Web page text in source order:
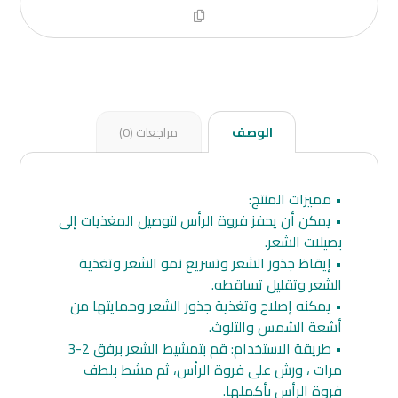
الوصف مراجعات (0)
• مميزات المنتج:
• يمكن أن يحفز فروة الرأس لتوصيل المغذيات إلى
بصيلات الشعر.
• إيقاظ جذور الشعر وتسريع نمو الشعر وتغذية
الشعر وتقليل تساقطه.
• يمكنه إصلاح وتغذية جذور الشعر وحمايتها من
أشعة الشمس والتلوث.
• طريقة الاستخدام: قم بتمشيط الشعر برفق 2-3
مرات ، ورش على فروة الرأس، ثم مشط بلطف
فروة الرأس بأكملها.